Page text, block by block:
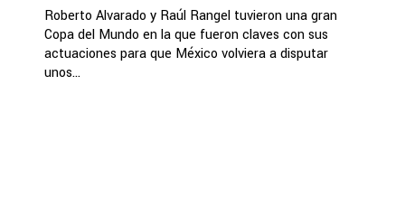
Roberto Alvarado y Raúl Rangel tuvieron una gran
Copa del Mundo en la que fueron claves con sus
actuaciones para que México volviera a disputar
unos...